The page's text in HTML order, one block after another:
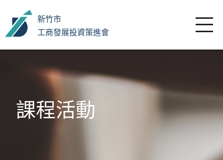
新竹市
工商發展投資策進會
課程活動